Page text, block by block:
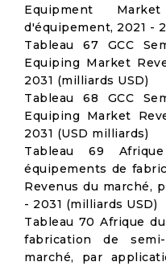
Equipment
d'équipement, 2021 -
Tableau 67 GCC
Equiping Market
2031 (milliards USD)
Tableau 68 GCC
Equiping Market
2031 (USD milliards)
Tableau 69
équipements de
Revenus du marché,
- 2031 (milliards USD)
Tableau 70 Afrique
fabrication de
marché, par